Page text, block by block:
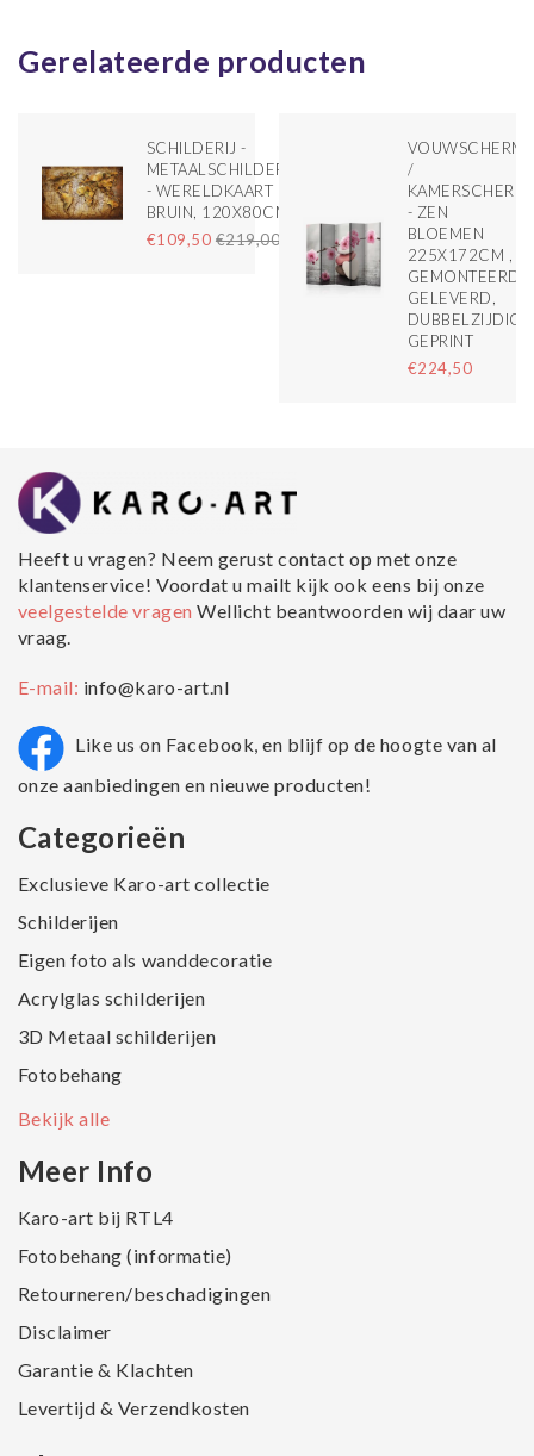
Gerelateerde producten
SCHILDERIJ -
METAALSCHILDERIJ
- WERELDKAART
BRUIN, 120X80CM
€109,50 €219,00
VOUWSCHERM
/
KAMERSCHERM
- ZEN
BLOEMEN
225X172CM ,
GEMONTEERD
GELEVERD,
DUBBELZIJDIG
GEPRINT
€224,50
Heeft u vragen? Neem gerust contact op met onze
klantenservice! Voordat u mailt kijk ook eens bij onze
veelgestelde vragenWellicht beantwoorden wij daar uw
vraag.
E-mail: info@karo-art.nl
Like us on Facebook, en blijf op de hoogte van al
onze aanbiedingen en nieuwe producten!
Categorieën
Exclusieve Karo-art collectie
Schilderijen
Eigen foto als wanddecoratie
Acrylglas schilderijen
3D Metaal schilderijen
Fotobehang
Bekijk alle
Meer Info
Karo-art bij RTL4
Fotobehang (informatie)
Retourneren/beschadigingen
Disclaimer
Garantie & Klachten
Levertijd & Verzendkosten